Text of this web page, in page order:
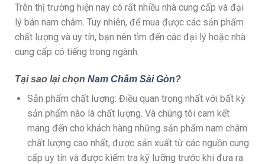
Trên thị trường hiện nay có rất nhiều nhà cung cấp và đại
lý bán nam châm. Tuy nhiên, để mua được các sản phẩm
chất lượng và uy tín, bạn nên tìm đến các đại lý hoặc nhà
cung cấp có tiếng trong ngành.
Tại sao lại chọn Nam Châm Sài Gòn?
Sản phẩm chất lượng: Điều quan trọng nhất với bất kỳ
sản phẩm nào là chất lượng. Và chúng tôi cam kết
mang đến cho khách hàng những sản phẩm nam châm
chất lượng cao nhất, được sản xuất từ các nguồn cung
cấp uy tín và được kiểm tra kỹ lưỡng trước khi đưa ra